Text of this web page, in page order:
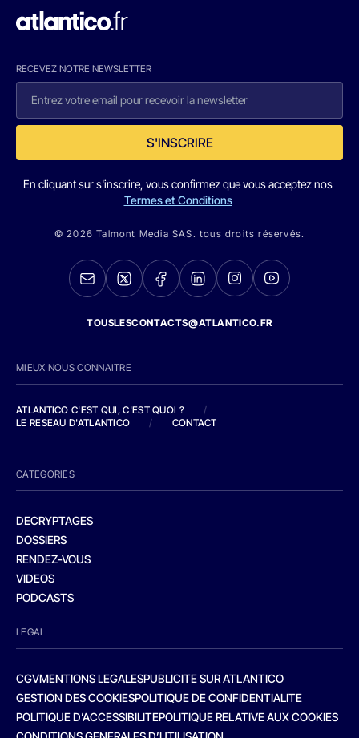
RECEVEZ NOTRE NEWSLETTER
S'INSCRIRE
En cliquant sur s'inscrire, vous confirmez que vous acceptez nos
Termes et Conditions
© 2026 Talmont Media SAS. tous droits réservés.
TOUSLESCONTACTS@ATLANTICO.FR
MIEUX NOUS CONNAITRE
ATLANTICO C'EST QUI, C'EST QUOI ?
/
LE RESEAU D'ATLANTICO
/ CONTACT
CATEGORIES
DECRYPTAGES
DOSSIERS
RENDEZ-VOUS
VIDEOS
PODCASTS
LEGAL
CGVMENTIONS LEGALESPUBLICITE SUR ATLANTICO
GESTION DES COOKIESPOLITIQUE DE CONFIDENTIALITE
POLITIQUE D’ACCESSIBILITEPOLITIQUE RELATIVE AUX COOKIES